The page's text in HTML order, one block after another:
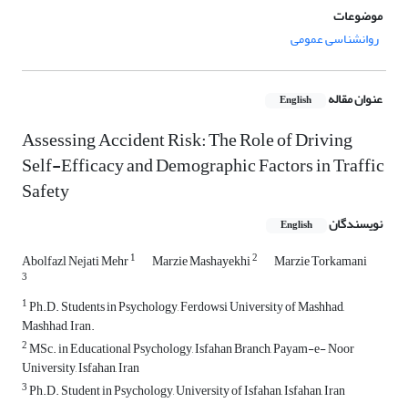
موضوعات
روانشناسی عمومی
عنوان مقاله English
Assessing Accident Risk: The Role of Driving
Self-Efficacy and Demographic Factors in Traffic
Safety
نویسندگان English
Abolfazl Nejati Mehr1 Marzie Mashayekhi2 Marzie Torkamani
3
1Ph.D. Students in Psychology, Ferdowsi University of Mashhad,
Mashhad, Iran.
2MSc. in Educational Psychology, Isfahan Branch, Payam-e- Noor
University, Isfahan, Iran
3Ph.D. Student in Psychology, University of Isfahan, Isfahan, Iran